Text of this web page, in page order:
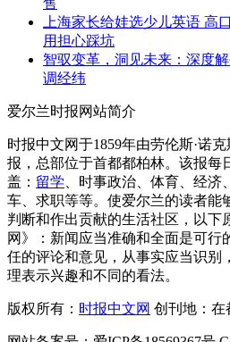
售
上海家长给娃选少儿英语 高
用担心踩坑
智驭变革，洞见未来：深度
调经纬
爱尔兰时报网站简介
时报中文网于1859年由劳伦斯·诺
报，总部位于首都都柏林。该报每
盖： 留学 、时事政治、体育、经
车、求职等等。使爱尔兰的读者能
判断和作出贡献的生活社区，以下
网》：新闻应当准确和全面是可行
任的评论和意见，从事实应当识别
理表示兴趣和不同的看法。
版权所有： 时报中文网 创刊地：在